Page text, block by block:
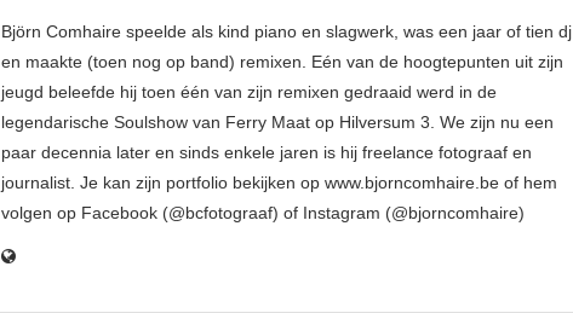
Björn Comhaire speelde als kind piano en slagwerk, was een jaar of tien dj
en maakte (toen nog op band) remixen. Eén van de hoogtepunten uit zijn
jeugd beleefde hij toen één van zijn remixen gedraaid werd in de
legendarische Soulshow van Ferry Maat op Hilversum 3. We zijn nu een
paar decennia later en sinds enkele jaren is hij freelance fotograaf en
journalist. Je kan zijn portfolio bekijken op www.bjorncomhaire.be of hem
volgen op Facebook (@bcfotograaf) of Instagram (@bjorncomhaire)